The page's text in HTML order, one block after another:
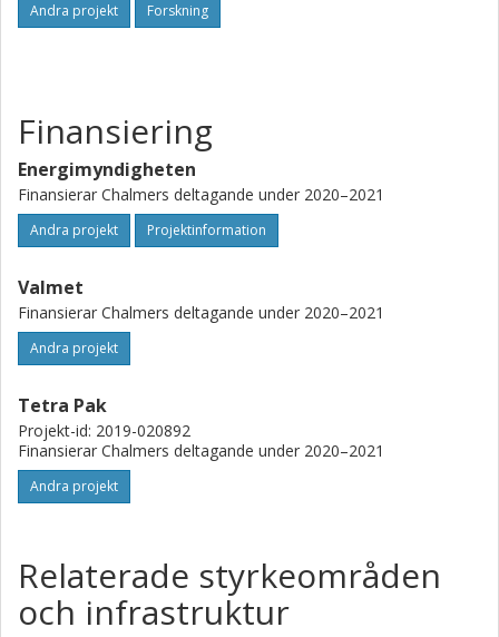
Andra projekt Forskning
Finansiering
Energimyndigheten
Finansierar Chalmers deltagande under 2020–2021
Andra projekt Projektinformation
Valmet
Finansierar Chalmers deltagande under 2020–2021
Andra projekt
Tetra Pak
Projekt-id: 2019-020892
Finansierar Chalmers deltagande under 2020–2021
Andra projekt
Relaterade styrkeområden
och infrastruktur